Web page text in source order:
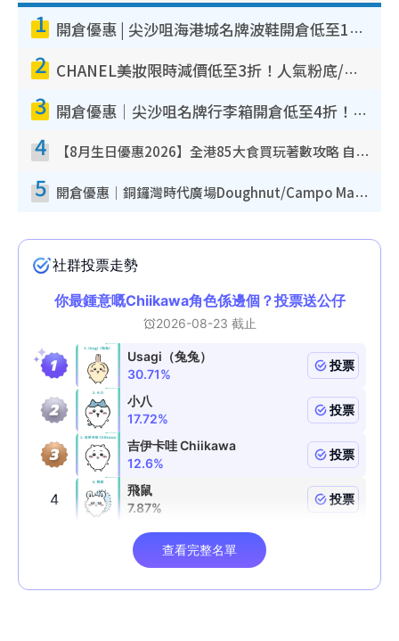
1 開倉優惠 | 尖沙咀海港城名牌波鞋開倉低至1折！On鞋$899起／Joy&Peace鞋履$98起
2 CHANEL美妝限時減價低至3折！人氣粉底/唇膏/精華液低至$275！COCO香水都有平
3 開倉優惠｜尖沙咀名牌行李箱開倉低至4折！一連5日 American Tourister/ace./Hallmark $200起！
4 【8月生日優惠2026】全港85大食買玩著數攻略 自助餐/火鍋放題同行免費＋誠品/DONKI送現金券
5 開倉優惠｜銅鑼灣時代廣場Doughnut/Campo Marzio開倉低至1折！背囊、書包、手袋劈價$200起